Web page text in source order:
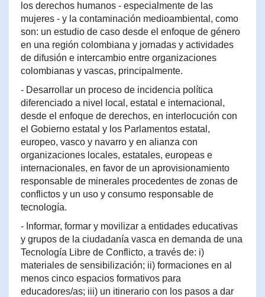
los derechos humanos - especialmente de las
mujeres - y la contaminación medioambiental, como
son: un estudio de caso desde el enfoque de género
en una región colombiana y jornadas y actividades
de difusión e intercambio entre organizaciones
colombianas y vascas, principalmente.
- Desarrollar un proceso de incidencia política
diferenciado a nivel local, estatal e internacional,
desde el enfoque de derechos, en interlocución con
el Gobierno estatal y los Parlamentos estatal,
europeo, vasco y navarro y en alianza con
organizaciones locales, estatales, europeas e
internacionales, en favor de un aprovisionamiento
responsable de minerales procedentes de zonas de
conflictos y un uso y consumo responsable de
tecnología.
- Informar, formar y movilizar a entidades educativas
y grupos de la ciudadanía vasca en demanda de una
Tecnología Libre de Conflicto, a través de: i)
materiales de sensibilización; ii) formaciones en al
menos cinco espacios formativos para
educadores/as; iii) un itinerario con los pasos a dar